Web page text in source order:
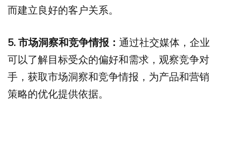
而建立良好的客户关系。
5. 市场洞察和竞争情报： 通过社交媒体，企业
可以了解目标受众的偏好和需求，观察竞争对
手，获取市场洞察和竞争情报，为产品和营销
策略的优化提供依据。